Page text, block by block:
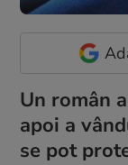
Un român
apoi a
se pot